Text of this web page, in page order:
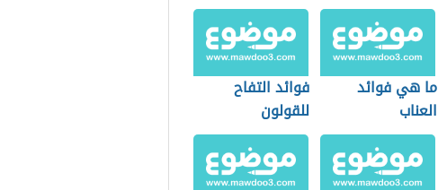
ما هي فوائد
العناب
فوائد التفاح
للقولون